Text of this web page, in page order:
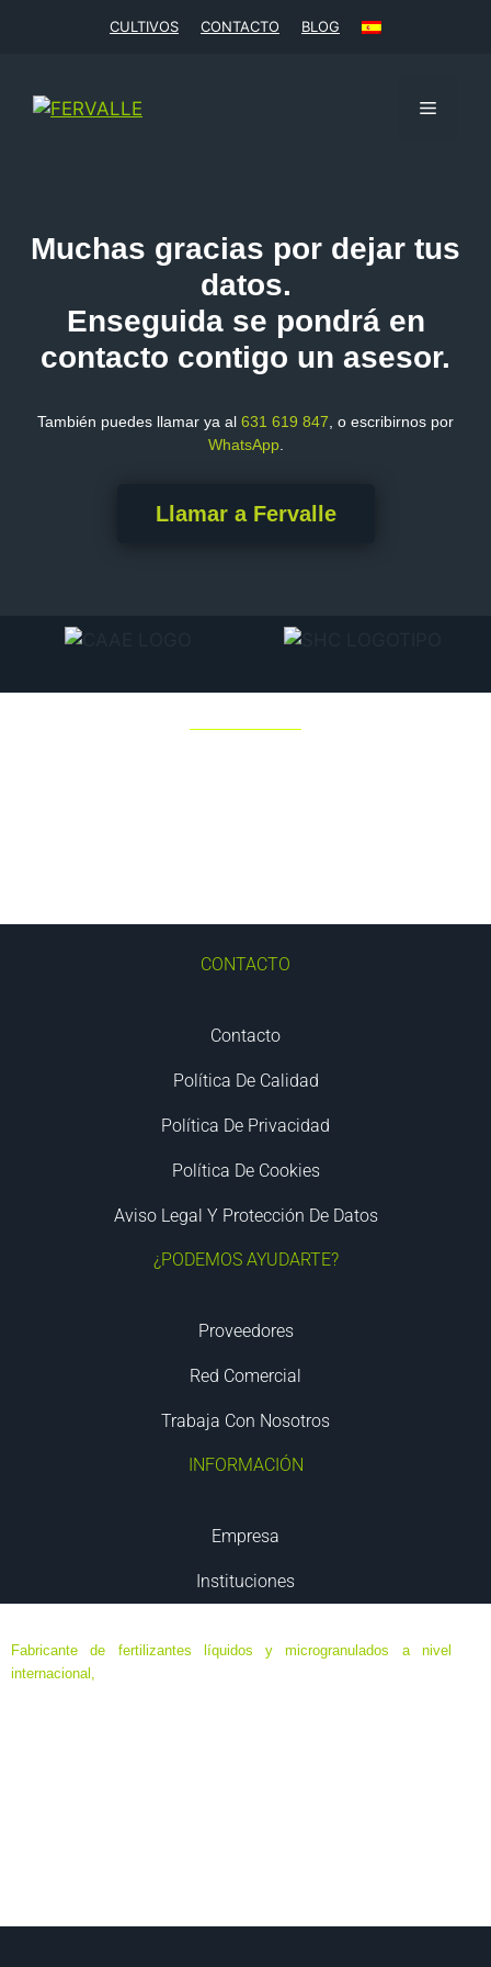
CULTIVOS CONTACTO BLOG
Muchas gracias por dejar tus
datos.
Enseguida se pondrá en
contacto contigo un asesor.
También puedes llamar ya al 631 619 847, o escribirnos por
WhatsApp.
Llamar a Fervalle
CONTACTO
Contacto
Política De Calidad
Política De Privacidad
Política De Cookies
Aviso Legal Y Protección De Datos
¿PODEMOS AYUDARTE?
Proveedores
Red Comercial
Trabaja Con Nosotros
INFORMACIÓN
Empresa
Instituciones
Fabricante de fertilizantes líquidos y microgranulados a nivel
internacional,